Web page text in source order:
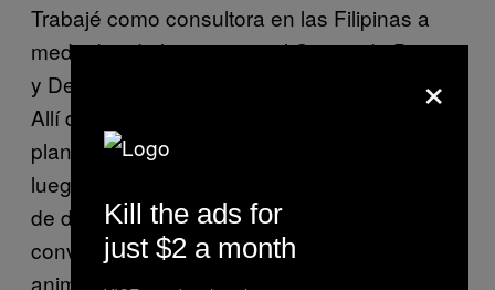
Trabajé como consultora en las Filipinas a
mediados de los 90 para el Centro de Diseño
y Desarrollo de Productos en el país tagalo.
Allí descubrí las cualidades de las fibras de la
planta de la piña (finas y resistentes) para
luego iniciar la exploración de posibles vías
de desarrollo de un nuevo textil que pudiera
convertirse en una alternativa a la piel
animal.
×
Kill the ads for
just $2 a month